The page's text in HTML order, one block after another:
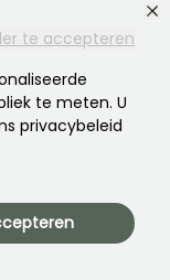
te accepteren
te meten. U
privacybeleid